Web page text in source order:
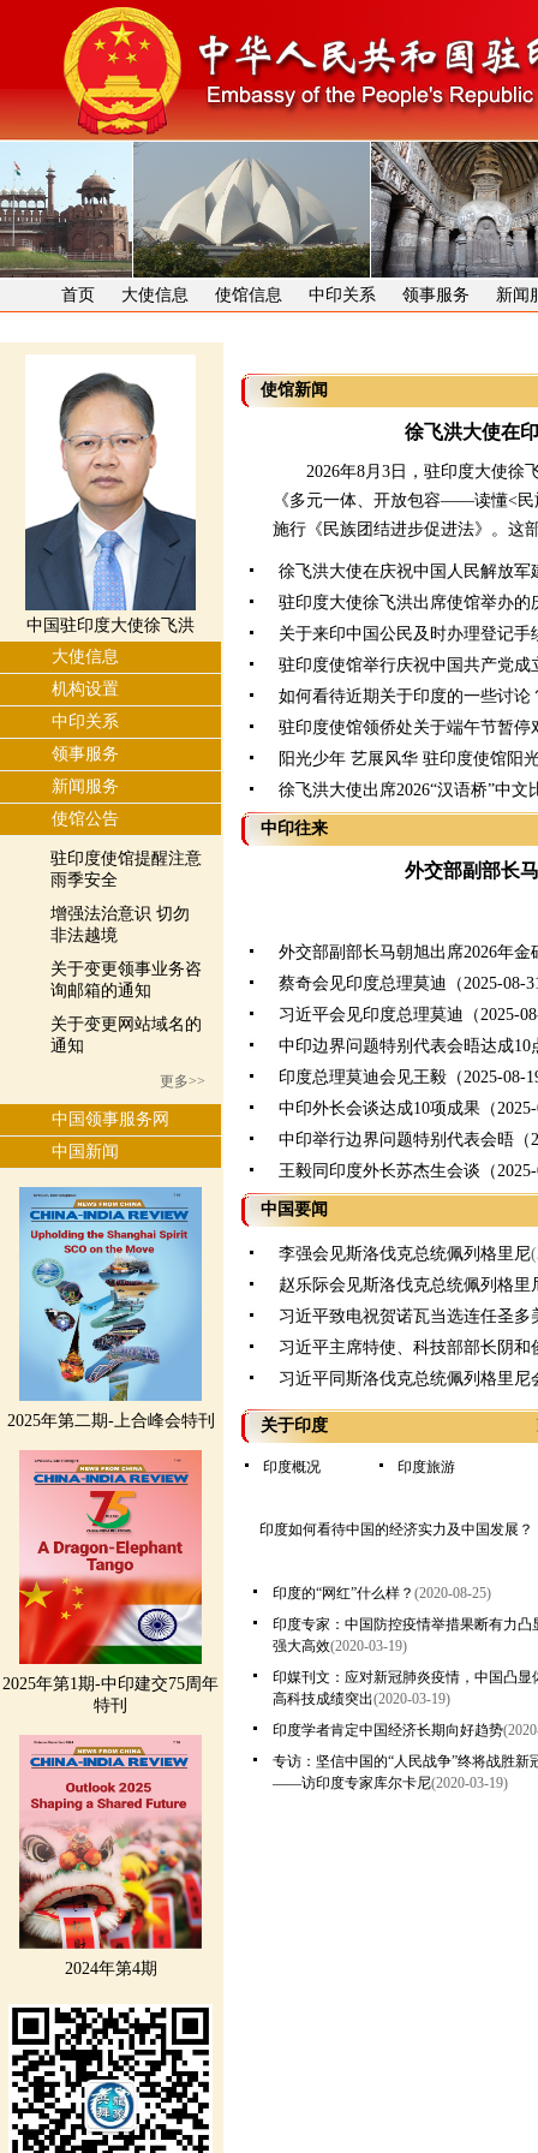
首页 大使信息 使馆信息 中印关系 领事服务 新闻
中国驻印度大使徐飞洪
大使信息
机构设置
中印关系
领事服务
新闻服务
使馆公告
驻印度使馆提醒注意
雨季安全
增强法治意识 切勿
非法越境
关于变更领事业务咨
询邮箱的通知
关于变更网站域名的
通知
更多>>
中国领事服务网
中国新闻
2025年第二期-上合峰会特刊
2025年第1期-中印建交75周年
特刊
2024年第4期
使馆新闻
徐飞洪大使在
2026年8月3日，驻印度大使徐飞
《多元一体、开放包容——读懂<
施行《民族团结进步促进法》。这
徐飞洪大使在庆祝中国人民解放军
驻印度大使徐飞洪出席使馆举办
关于来印中国公民及时办理登记手
驻印度使馆举行庆祝中国共产党成
如何看待近期关于印度的一些讨论
驻印度使馆领侨处关于端午节暂停
阳光少年 艺展风华 驻印度使馆阳
徐飞洪大使出席2026“汉语桥”中
中印往来
外交部副部长
外交部副部长马朝旭出席2026年
蔡奇会见印度总理莫迪（2025-08-
习近平会见印度总理莫迪（2025-
中印边界问题特别代表会晤达成10
印度总理莫迪会见王毅（2025-08-
中印外长会谈达成10项成果（
中印举行边界问题特别代表会晤（
王毅同印度外长苏杰生会谈（
中国要闻
李强会见斯洛伐克总统佩列格里尼
赵乐际会见斯洛伐克总统佩列格里
习近平致电祝贺诺瓦当选连任圣多
习近平主席特使、科技部部长阴
习近平同斯洛伐克总统佩列格里尼
关于印度
印度概况 印度旅游
印度如何看待中国的经济实力及中国发展？
印度的“网红”什么样？ (2020-08-25)
印度专家：中国防控疫情举措果断有力凸
强大高效(2020-03-19)
印媒刊文：应对新冠肺炎疫情，中国凸显
高科技成绩突出(2020-03-19)
印度学者肯定中国经济长期向好趋势
专访：坚信中国的“人民战争”终将战胜新
——访印度专家库尔卡尼(2020-03-19)